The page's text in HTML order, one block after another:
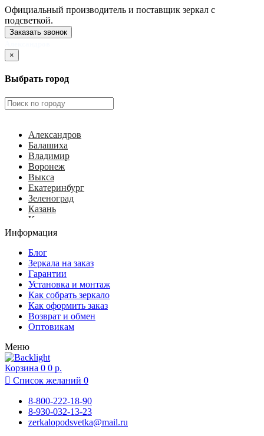
Официальный производитель и поставщик зеркал с
подсветкой.
Заказать звонок
×
Выбрать город
Александров
Балашиха
Владимир
Воронеж
Выкса
Екатеринбург
Зеленоград
Казань
Калуга
Ковров
Королёв
Красногорск
Курск
Липецк
Москва
Московский
Муром
Нижний Новгород
Новосибирск
Подольск
Раменское
Реутов
Ростов-на-Дону
Санкт-Петербург
Севастополь
Сочи
Информация
Блог
Зеркала на заказ
Гарантии
Установка и монтаж
Как собрать зеркало
Как оформить заказ
Возврат и обмен
Оптовикам
Меню
Корзина 0 0 р.
 Список желаний 0
8-800-222-18-90
8-930-032-13-23
zerkalopodsvetka@mail.ru